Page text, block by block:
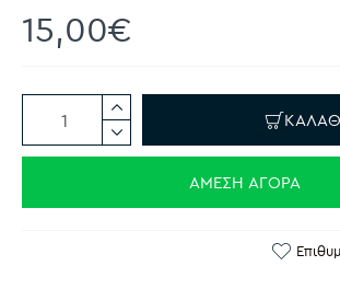
15,00€
ΆΜΕΣΗ ΑΓΟΡΆ